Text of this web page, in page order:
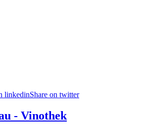
linkedinShare on twitter
- Vinothek